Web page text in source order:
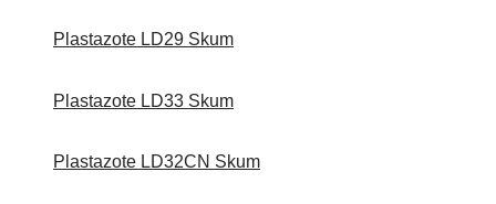
Plastazote LD29 Skum
Plastazote LD33 Skum
Plastazote LD32CN Skum